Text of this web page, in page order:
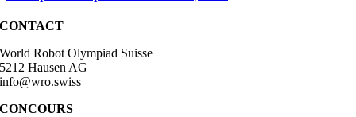
CONTACT
World Robot Olympiad Suisse
5212 Hausen AG
info@wro.swiss
CONCOURS